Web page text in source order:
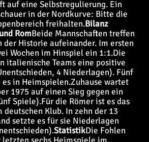
auf eine Selbstregulierung. Ein
in der Nordkurve: Bitte die
freihalten.Bilanz
RomBeide Mannschaften treffen
der Historie aufeinander. Im ersten
Wochen im Hinspiel ein 1:1.Die
italienische Teams eine positive
4 Niederlagen). Fünf
in Heimspielen.Zuhause wartet
1975 auf einen Sieg gegen ein
Spiele).Für die Römer ist es das
Klub. In zehn der 13
setzte es für sie Niederlagen
StatistikDie Fohlen